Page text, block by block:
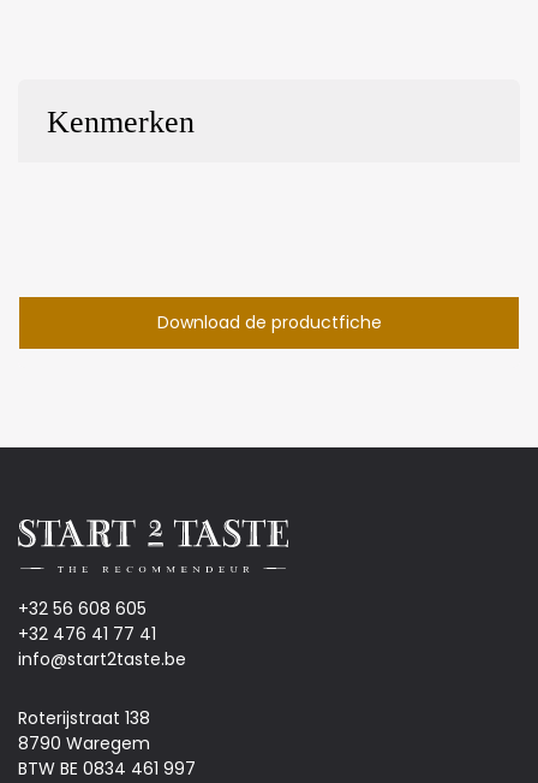
Kenmerken
Download de productfiche
+32 56 608 605
+32 476 41 77 41
info@start2taste.be
Roterijstraat 138
8790 Waregem
BTW BE 0834 461 997